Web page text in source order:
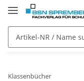
Klassenbücher